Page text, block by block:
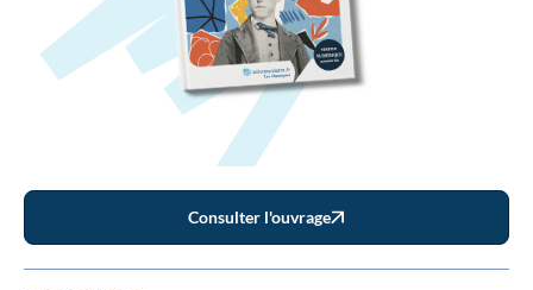
Consulter l'ouvrage